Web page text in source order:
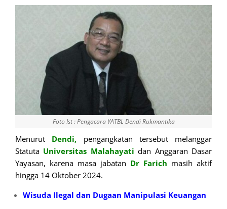
Foto Ist : Pengacara YATBL Dendi Rukmantika
Menurut Dendi, pengangkatan tersebut melanggar
Statuta Universitas Malahayati dan Anggaran Dasar
Yayasan, karena masa jabatan Dr Farich masih aktif
hingga 14 Oktober 2024.
Wisuda Ilegal dan Dugaan Manipulasi Keuangan